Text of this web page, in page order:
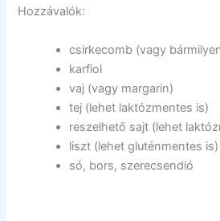
Hozzávalók:
csirkecomb (vagy
karfiol
vaj (vagy margarin)
tej (lehet laktózmentes is)
reszelhető sajt (lehet
liszt (lehet gluténmentes is)
só, bors, szerecsendió